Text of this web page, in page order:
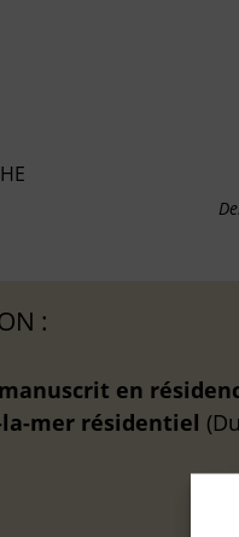
:
en
la-mer résidentiel